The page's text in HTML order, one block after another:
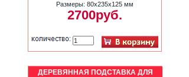
Размеры: 80х235х125 мм
2700руб.
ДЕРЕВЯННАЯ ПОДСТАВКА ДЛЯ